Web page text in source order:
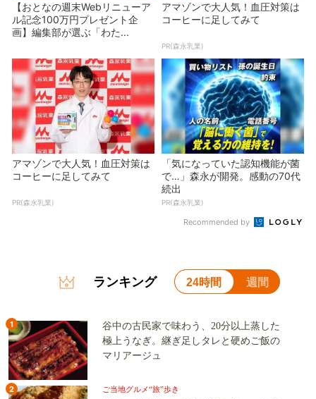
【おとなの週末Webリニューア
ル記念100万円プレゼント企
画】編集部が選ぶ「わた...
アマゾンで大人気！血圧対策は
コーヒーに足してみて
PR(森永乳業)
アマゾンで大人気！血圧対策は
コーヒーに足してみて
PR(森永乳業)
「気になっていた認知機能が菌
で…」森永が開発。感動の70代
続出
PR(森永乳業)
Recommended by
ランキング 24時間 週間
1
谷中の古民家で味わう、20分以上蒸した
極上うなぎ。継ぎ足しタレと硬めご飯の
マリアージュ
2 ご当地グルメ“旅”歩き